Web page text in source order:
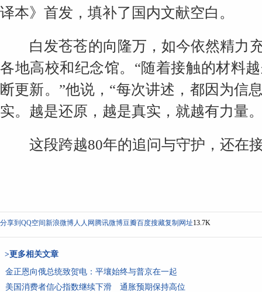
译本》首发，填补了国内文献空白。
白发苍苍的向隆万，如今依然精力
各地高校和纪念馆。“随着接触的材料
断更新。”他说，“每次讲述，都因为信
实。越是还原，越是真实，就越有力量
这段跨越80年的追问与守护，还在
分享到 QQ空间新浪微博人人网 腾讯微博豆瓣百度搜藏复制网址13.7K
>更多相关文章
金正恩向俄总统致贺电：平壤始终与普京在一起
美国消费者信心指数继续下滑 通胀预期保持高位